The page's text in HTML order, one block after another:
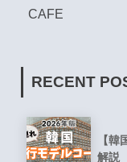
RECENT
【
解説